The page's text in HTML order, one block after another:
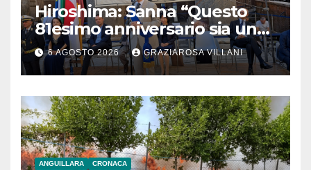
Hiroshima: Sanna “Questo
81esimo anniversario sia un
monito per tutti”
6 AGOSTO 2026 GRAZIAROSA VILLANI
ANGUILLARA CRONACA